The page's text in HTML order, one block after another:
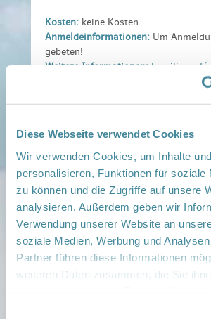
Diese Webseite verwendet Cookies
Wir verwenden Cookies, um Inhalte
personalisieren, Funktionen für soziale
zu können und die Zugriffe auf unsere
analysieren. Außerdem geben wir
Verwendung unserer Website an
soziale Medien, Werbung und
Partner führen diese Informationen
weiteren Daten zusammen, die Sie
Kosten: keine Kosten
Anmeldeinformationen: Um
gebeten!
Weitere Informationen:
› auf Google Maps anzeigen
Weitere Infos:
› Zum Regionalnetzwerk ...
Google Calendar